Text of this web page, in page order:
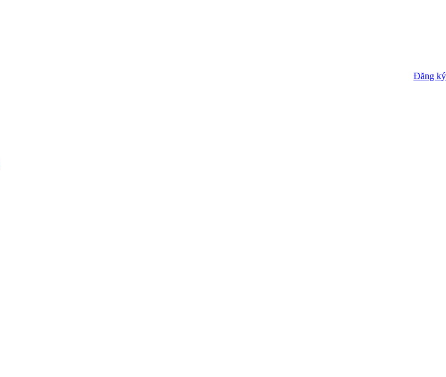
Đăng ký